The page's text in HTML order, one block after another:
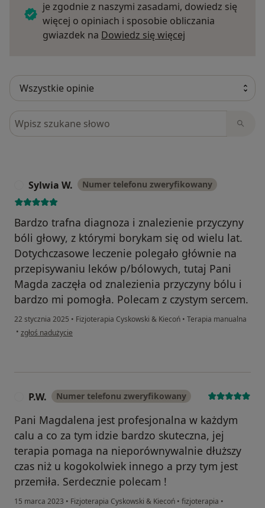
je zgodnie z naszymi zasadami, dowiedz się
więcej o opiniach i sposobie obliczania
gwiazdek na Dowiedz się więcej
Szukaj w opiniach
Sylwia W. Numer telefonu zweryfikowany
Bardzo trafna diagnoza i znalezienie przyczyny
bóli głowy, z którymi borykam się od wielu lat.
Dotychczasowe leczenie polegało głównie na
przepisywaniu leków p/bólowych, tutaj Pani
Magda zaczęła od znalezienia przyczyny bólu i
bardzo mi pomogła. Polecam z czystym sercem.
22 stycznia 2025 • Fizjoterapia Cyskowski & Kiecoń • Terapia manualna
• w opinii użytkownika Sylwia W.
zgłoś nadużycie
P.W. Numer telefonu zweryfikowany
Pani Magdalena jest profesjonalna w każdym
calu a co za tym idzie bardzo skuteczna, jej
terapia pomaga na nieporównywalnie dłuższy
czas niż u kogokolwiek innego a przy tym jest
przemiła. Serdecznie polecam !
15 marca 2023 • Fizjoterapia Cyskowski & Kiecoń • fizjoterapia •